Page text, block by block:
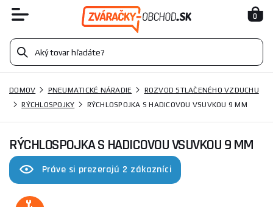
0
DOMOV PNEUMATICKÉ NÁRADIE
ROZVOD STLAČENÉHO VZDUCHU
RÝCHLOSPOJKY
RÝCHLOSPOJKA S HADICOVOU VSUVKOU 9 MM
RÝCHLOSPOJKA S HADICOVOU VSUVKOU 9 MM
Práve si prezerajú 2 zákazníci